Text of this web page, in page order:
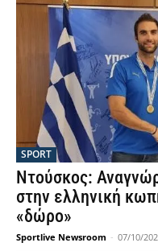
SPORT
Ντούσκος:
στην ελληνική
«δώρο»
Sportlive Newsroom - 07/10/